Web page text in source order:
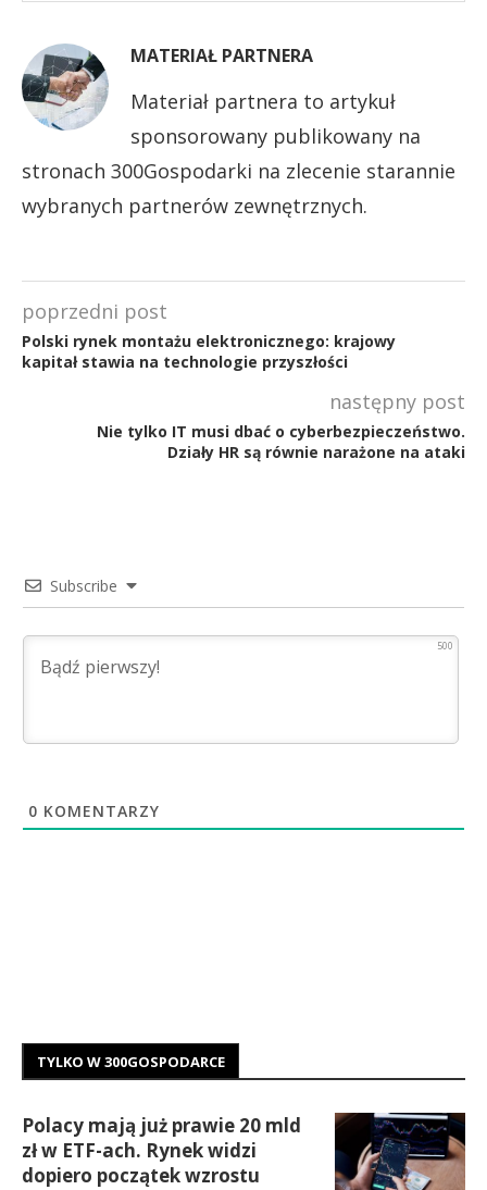
MATERIAŁ PARTNERA
Materiał partnera to artykuł
sponsorowany publikowany na
stronach 300Gospodarki na zlecenie starannie
wybranych partnerów zewnętrznych.
poprzedni post
Polski rynek montażu elektronicznego: krajowy
kapitał stawia na technologie przyszłości
następny post
Nie tylko IT musi dbać o cyberbezpieczeństwo.
Działy HR są równie narażone na ataki
Subscribe
500
0 KOMENTARZY
TYLKO W 300GOSPODARCE
Polacy mają już prawie 20 mld
zł w ETF-ach. Rynek widzi
dopiero początek wzrostu